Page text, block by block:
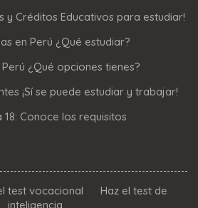
y Créditos Educativos para estudiar!
en Perú ¿Qué estudiar?
¿Qué opciones tienes?
¡Sí se puede estudiar y trabajar!
Conoce los requisitos
test vocacional
Haz el test de
inteligencia